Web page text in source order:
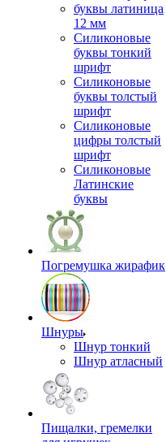
буквы латиница
12 мм
Силиконовые
буквы тонкий
шрифт
Силиконовые
буквы толстый
шрифт
Силиконовые
цифры толстый
шрифт
Силиконовые
Латинские
буквы
Погремушка жирафик
Шнуры
Шнур тонкий
Шнур атласный
Пищалки, гремелки